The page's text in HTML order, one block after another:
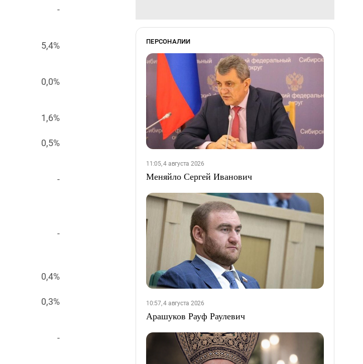
-
5,4%
0,0%
1,6%
0,5%
-
-
0,4%
0,3%
-
ПЕРСОНАЛИИ
11:05, 4 августа 2026
Меняйло Сергей Иванович
10:57, 4 августа 2026
Арашуков Рауф Раулевич